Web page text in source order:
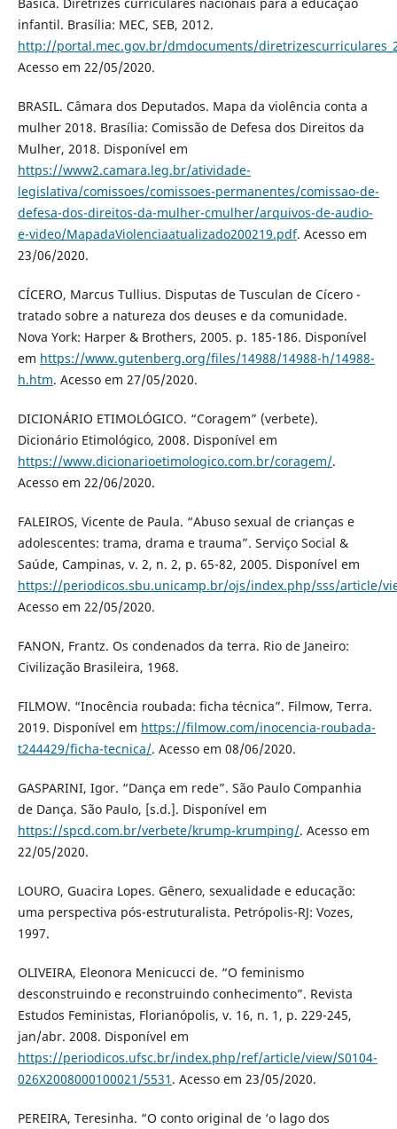
infantil. Brasília: MEC, SEB, 2012.
http://portal.mec.gov.br/dmdocuments/
Acesso em 22/05/2020.
BRASIL. Câmara dos Deputados. Mapa da violência conta a
mulher 2018. Brasília: Comissão de Defesa dos Direitos da
Mulher, 2018. Disponível em
https://www2.camara.leg.br/atividade-
legislativa/comissoes/comissoes-permanentes/comissao-de-
defesa-dos-direitos-da-mulher-cmulher/arquivos-de-audio-
e-video/MapadaViolenciaatualizado200219.pdf. Acesso em
23/06/2020.
CÍCERO, Marcus Tullius. Disputas de Tusculan de Cícero -
tratado sobre a natureza dos deuses e da comunidade.
Nova York: Harper & Brothers, 2005. p. 185-186. Disponível
em https://www.gutenberg.org/files/14988/14988-h/14988-
h.htm. Acesso em 27/05/2020.
DICIONÁRIO ETIMOLÓGICO. “Coragem” (verbete).
Dicionário Etimológico, 2008. Disponível em
https://www.dicionarioetimologico.com.br/coragem/.
Acesso em 22/06/2020.
FALEIROS, Vicente de Paula. “Abuso sexual de crianças e
adolescentes: trama, drama e trauma”. Serviço Social &
Saúde, Campinas, v. 2, n. 2, p. 65-82, 2005. Disponível em
https://periodicos.sbu.unicamp.br/ojs/index.php/sss/article/
Acesso em 22/05/2020.
FANON, Frantz. Os condenados da terra. Rio de Janeiro:
Civilização Brasileira, 1968.
FILMOW. “Inocência roubada: ficha técnica”. Filmow, Terra.
2019. Disponível em https://filmow.com/inocencia-roubada-
t244429/ficha-tecnica/. Acesso em 08/06/2020.
GASPARINI, Igor. “Dança em rede”. São Paulo Companhia
de Dança. São Paulo, [s.d.]. Disponível em
https://spcd.com.br/verbete/krump-krumping/. Acesso em
22/05/2020.
LOURO, Guacira Lopes. Gênero, sexualidade e educação:
uma perspectiva pós-estruturalista. Petrópolis-RJ: Vozes,
1997.
OLIVEIRA, Eleonora Menicucci de. “O feminismo
desconstruindo e reconstruindo conhecimento”. Revista
Estudos Feministas, Florianópolis, v. 16, n. 1, p. 229-245,
jan/abr. 2008. Disponível em
https://periodicos.ufsc.br/index.php/ref/article/view/S0104-
026X2008000100021/5531 . Acesso em 23/05/2020.
PEREIRA, Teresinha. “O conto original de ‘o lago dos